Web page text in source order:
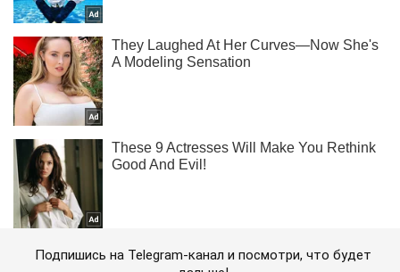
Подпишись на Telegram-канал и посмотри, что будет